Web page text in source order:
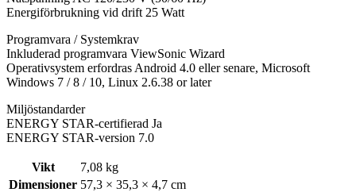
Energiförbrukning vid drift 25 Watt
Programvara / Systemkrav
Inkluderad programvara ViewSonic Wizard
Operativsystem erfordras Android 4.0 eller senare, Microsoft
Windows 7 / 8 / 10, Linux 2.6.38 or later
Miljöstandarder
ENERGY STAR-certifierad Ja
ENERGY STAR-version 7.0
Vikt
7,08 kg
Dimensioner 57,3 × 35,3 × 4,7 cm